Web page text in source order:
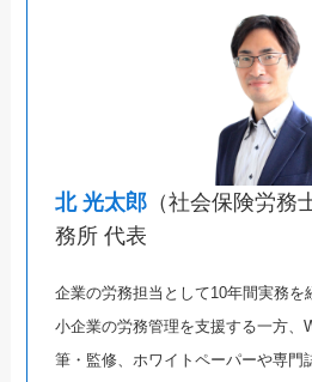
北 光太郎（社会保険労務
務所 代表
企業の労務担当として10年間実務を
小企業の労務管理を支援する一方、
筆・監修、ホワイトペーパーや専門